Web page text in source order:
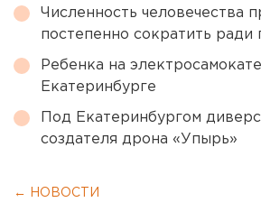
Численность человечества
постепенно сократить ради
Ребенка на
Екатеринбурге
Под Екатеринбургом
создателя дрона «Упырь»
← НОВОСТИ